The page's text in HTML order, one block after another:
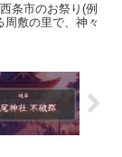
条市のお祭り(例
敷の里で、神々